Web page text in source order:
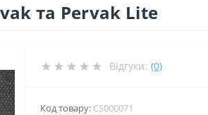
та Pervak Lite
Відгуки: (0)
Код товару: CS000071